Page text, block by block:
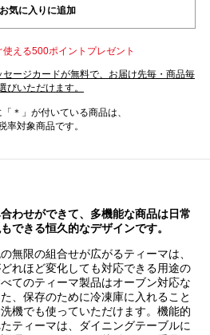
お気に入りに追加
える500ポイントプレゼント
ージカードが無料で、お届け先毎・商品毎
びいただけます。
＊」が付いている商品は、
率対象商品です。
わせができて、多機能な商品は日常
できる恒久的なデザインです。
無限の組合せが広がるティーマは、
れほど変化しても対応できる用途の
てのティーマ製品はオーブン対応な
、保存のために冷凍庫に入れること
機でも使っていただけます。機能的
ティーマは、ダイニングテーブルに